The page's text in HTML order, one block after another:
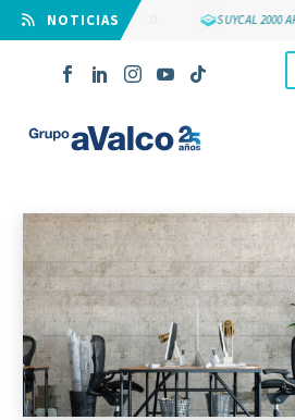
⠀NOTICIAS
25 AÑOS DE GRUPO AVALCO SUYCAL 2000